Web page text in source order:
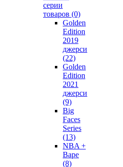
серии
товаров (0)
Golden
Edition
2019
джерси
(22)
Golden
Edition
2021
джерси
(9)
Big
Faces
Series
(13)
NBA +
Bape
(8)